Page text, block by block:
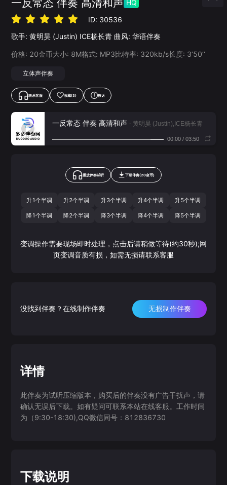
一反常态 伴奏 高清和声 HQ
ID: 30536
歌手: 黄明昊 (Justin) ICE杨长青 曲风: 华语伴奏
价格: 20金币大小: 8M格式: MP3比特率: 320kb/s长度: 3‘50’‘
立体声伴奏
联系客服 收藏(3) 投诉
一反常态 伴奏 高清和声 - 黄明昊 (Justin),ICE杨长青
00:00/ 03:50
播放伴奏试听 下载伴奏(20金币)
升1个半调 升2个半调 升3个半调 升4个半调 升5个半调
降1个半调 降2个半调 降3个半调 降4个半调 降5个半调
变调操作需要现场即时处理，点击后请稍做等待(约30秒);网
页变调音质有损，如需无损请联系客服
没找到伴奏？在线制作伴奏 无损制作伴奏
详情
此伴奏为试听压缩版本，购买后的伴奏没有广告干扰声，请
确认无误后下载。如有疑问可联系本站在线客服。工作时间
为（9:30-18:30),QQ微信同号：812836730
下载说明